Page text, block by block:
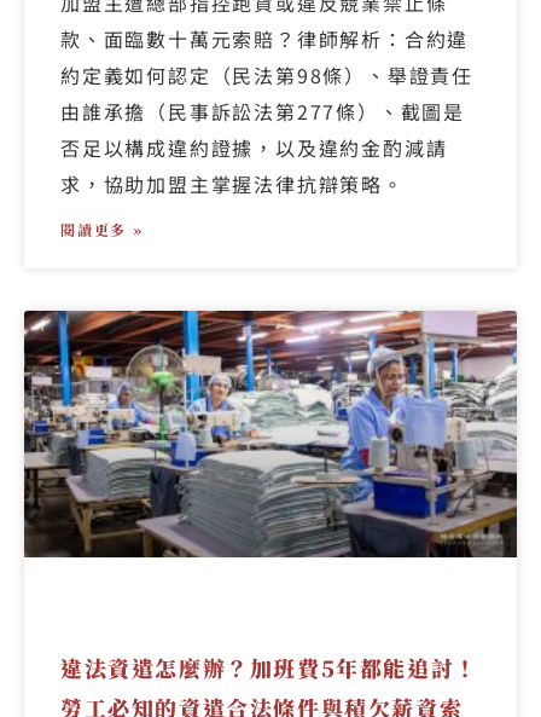
款、面臨數十萬元索賠？律師解析：合約違
約定義如何認定（民法第98條）、舉證責任
由誰承擔（民事訴訟法第277條）、截圖是
否足以構成違約證據，以及違約金酌減請
求，協助加盟主掌握法律抗辯策略。
閱讀更多 »
違法資遣怎麼辦？加班費5年都能追討！
勞工必知的資遣合法條件與積欠薪資索